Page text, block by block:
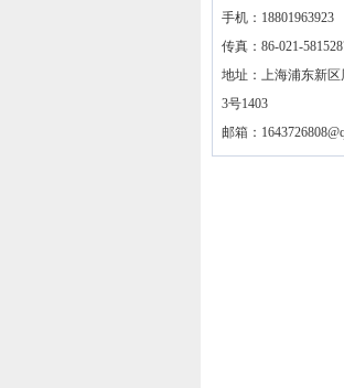
手机：18801963923
传真：86-021-
地址：上海浦东新
3号1403
邮箱：